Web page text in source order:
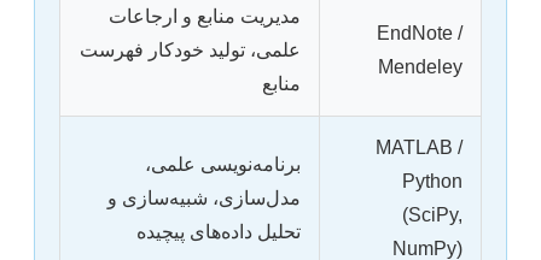
EndNote /
Mendeley
مدیریت منابع و ارجاعات
علمی، تولید خودکار فهرست
منابع
MATLAB /
Python
(SciPy,
NumPy)
برنامه‌نویسی علمی،
مدل‌سازی، شبیه‌سازی و
تحلیل داده‌های پیچیده